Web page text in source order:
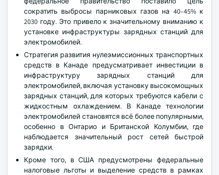
сократить выбросы парниковых газов на 40–45% к
2030 году. Это привело к значительному вниманию к
установке инфраструктуры зарядных станций для
электромобилей.
Стратегия развития нулеэмиссионных транспортных
средств в Канаде предусматривает инвестиции в
инфраструктуру зарядных станций для
электромобилей, включая установку высокомощных
зарядных станций, для которых требуются кабели с
жидкостным охлаждением. В Канаде технологии
электромобилей становятся всё более популярными,
особенно в Онтарио и Британской Колумбии, где
наблюдается значительный рост сетей быстрой
зарядки.
Кроме того, в США предусмотрены федеральные
налоговые льготы и выделение средств в рамках